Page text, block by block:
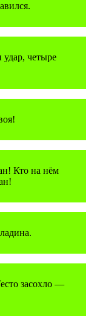
четыре
Кто на нём
засохло —